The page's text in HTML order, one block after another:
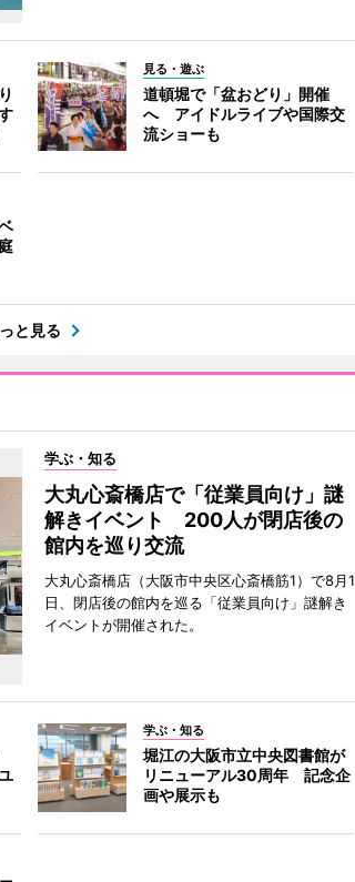
見る・遊ぶ
道頓堀で「盆おどり」開催
へ アイドルライブや国際交
流ショーも
と見る
学ぶ・知る
大丸心斎橋店で「従業員向け」謎
解きイベント 200人が閉店後の
館内を巡り交流
大丸心斎橋店（大阪市中央区心斎橋筋1）で8月1
日、閉店後の館内を巡る「従業員向け」謎解き
イベントが開催された。
学ぶ・知る
堀江の大阪市立中央図書館が
リニューアル30周年 記念企
画や展示も